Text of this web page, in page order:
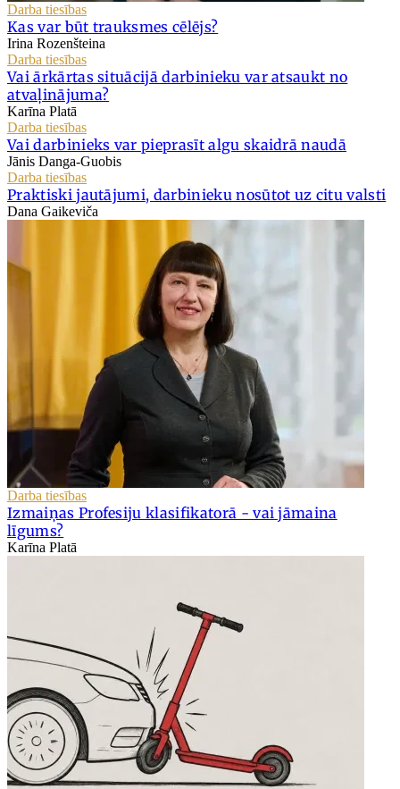
Darba tiesības
Kas var būt trauksmes cēlējs?
Irina Rozenšteina
Darba tiesības
Vai ārkārtas situācijā darbinieku var atsaukt no
atvaļinājuma?
Karīna Platā
Darba tiesības
Vai darbinieks var pieprasīt algu skaidrā naudā
Jānis Danga-Guobis
Darba tiesības
Praktiski jautājumi, darbinieku nosūtot uz citu valsti
Dana Gaikeviča
Darba tiesības
Izmaiņas Profesiju klasifikatorā - vai jāmaina
līgums?
Karīna Platā